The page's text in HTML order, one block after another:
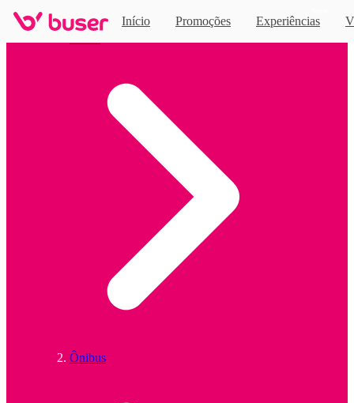
Início Promoções Experiências
Ônibus